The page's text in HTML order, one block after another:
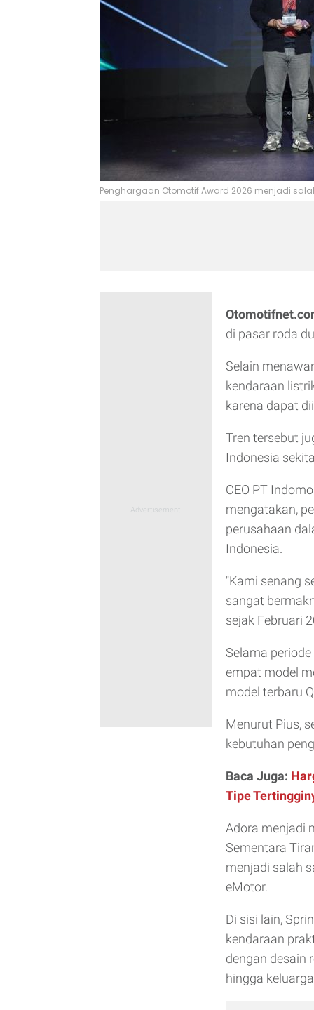
Penghargaan Otomotif Award 2026 menjadi
di pasar roda
Selain
kendaraan
karena dapat
Tren tersebut
Indonesia
CEO PT
mengatakan,
perusahaan
Indonesia.
"Kami senang
sangat
sejak Februari
Selama
empat model
model terbaru
Menurut Pius,
kebutuhan
Baca Juga:
Tipe
Adora menjadi
Sementara
menjadi salah
eMotor.
Di sisi lain,
kendaraan
dengan desain
hingga